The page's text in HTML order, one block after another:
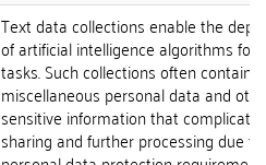
Text data collections enable the
of artificial intelligence algorithms for
tasks. Such collections often contain
miscellaneous personal data and
sensitive information that complicates
sharing and further processing due